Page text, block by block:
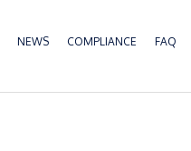
NEWS COMPLIANCE FAQ